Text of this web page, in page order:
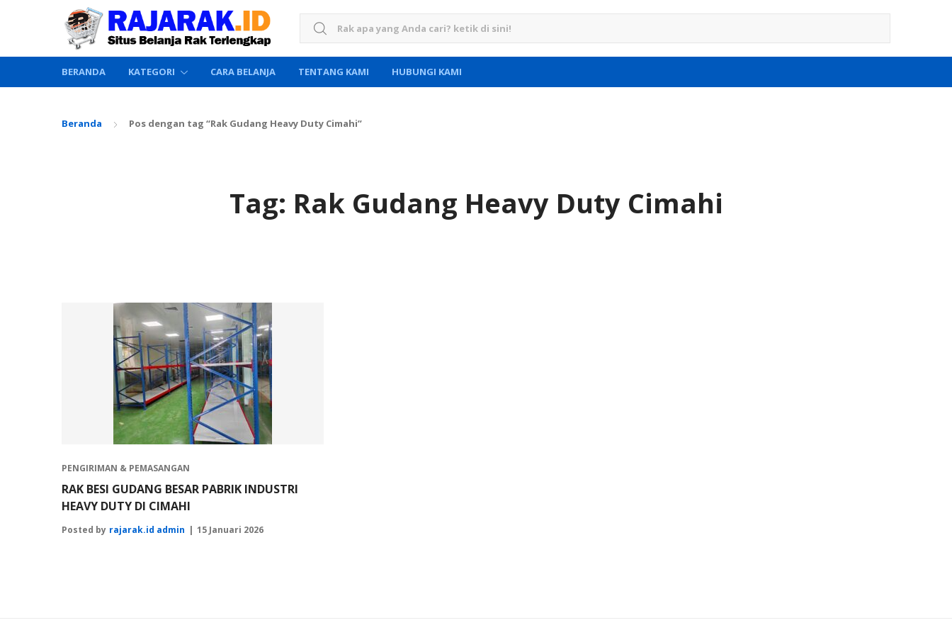
Search for:
BERANDA KATEGORI CARA BELANJA TENTANG KAMI HUBUNGI KAMI
Beranda Pos dengan tag “Rak Gudang Heavy Duty Cimahi”
Tag: Rak Gudang Heavy Duty Cimahi
PENGIRIMAN & PEMASANGAN
RAK BESI GUDANG BESAR PABRIK INDUSTRI
HEAVY DUTY DI CIMAHI
Posted by rajarak.id admin 15 Januari 2026